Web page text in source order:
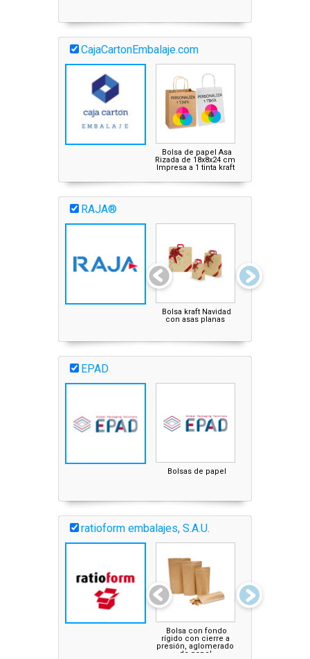
CajaCartonEmbalaje.com
Bolsa de papel Asa
Rizada de 18x8x24 cm
Impresa a 1 tinta kraft
RAJA®
Bolsa kraft Navidad
con asas planas
EPAD
Bolsas de papel
ratioform embalajes, S.A.U.
Bolsa con fondo
rígido con cierre a
presión, aglomerado
de papel